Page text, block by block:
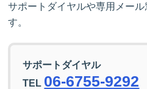
サポートダイヤルや専用メー
す。
サポートダイヤル
TEL 06-6755-9292